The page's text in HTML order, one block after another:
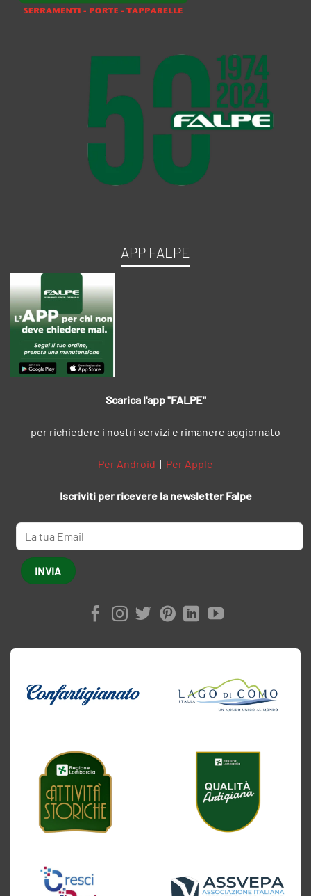
APP FALPE
Scarica l'app "FALPE"
per richiedere i nostri servizi e rimanere aggiornato
Per Android | Per Apple
Iscriviti per ricevere la newsletter Falpe